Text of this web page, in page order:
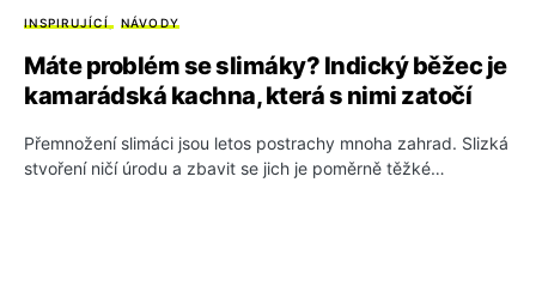
INSPIRUJÍCÍ NÁVODY
Máte problém se slimáky? Indický běžec je
kamarádská kachna, která s nimi zatočí
Přemnožení slimáci jsou letos postrachy mnoha zahrad. Slizká
stvoření ničí úrodu a zbavit se jich je poměrně těžké…